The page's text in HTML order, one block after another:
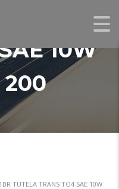
10W
200
TUTELA TRANS TO4 SAE 10W